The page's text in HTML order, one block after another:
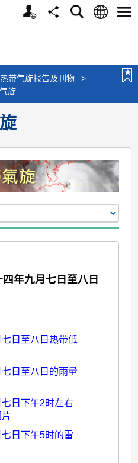
个
分
搜
语
选
热带气旋报告及刊物
>
旋
年九月七日至八日
日至八日热带低
日至八日的雨量
日下午2时左右
日下午5时的雷